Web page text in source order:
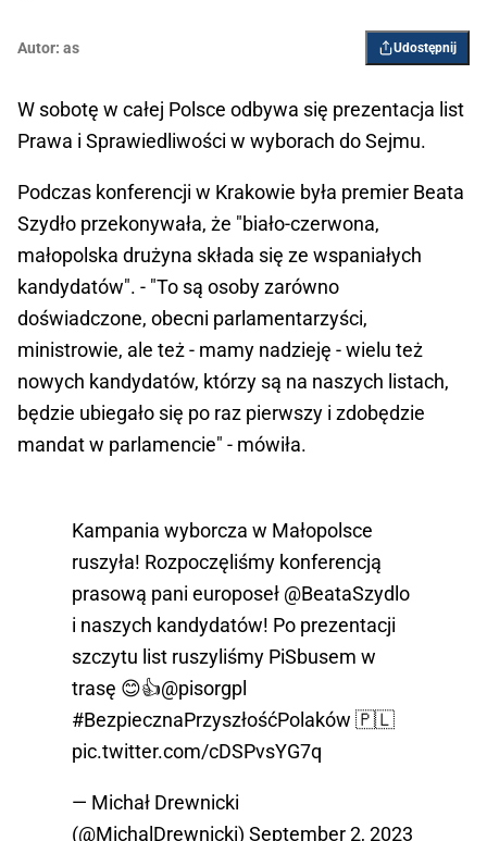
Autor: as Udostępnij
W sobotę w całej Polsce odbywa się prezentacja list
Prawa i Sprawiedliwości w wyborach do Sejmu.
Podczas konferencji w Krakowie była premier Beata
Szydło przekonywała, że "biało-czerwona,
małopolska drużyna składa się ze wspaniałych
kandydatów". - "To są osoby zarówno
doświadczone, obecni parlamentarzyści,
ministrowie, ale też - mamy nadzieję - wielu też
nowych kandydatów, którzy są na naszych listach,
będzie ubiegało się po raz pierwszy i zdobędzie
mandat w parlamencie" - mówiła.
Kampania wyborcza w Małopolsce
ruszyła! Rozpoczęliśmy konferencją
prasową pani europoseł @BeataSzydlo
i naszych kandydatów! Po prezentacji
szczytu list ruszyliśmy PiSbusem w
trasę 😊👍@pisorgpl
#BezpiecznaPrzyszłośćPolaków 🇵🇱
pic.twitter.com/cDSPvsYG7q
— Michał Drewnicki
(@MichalDrewnicki) September 2, 2023